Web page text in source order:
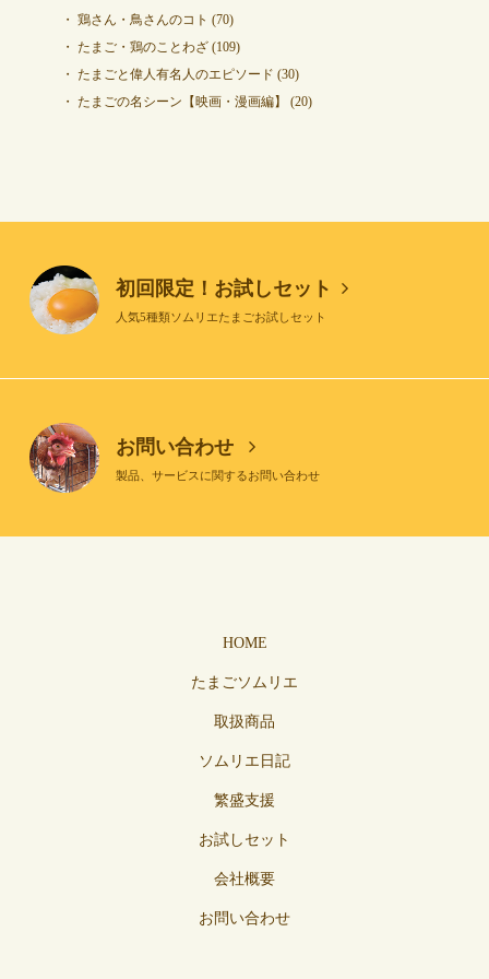
鶏さん・鳥さんのコト (70)
たまご・鶏のことわざ(109)
たまごと偉人有名人のエピソード (30)
たまごの名シーン【映画・漫画編】
(20)
初回限定！お試しセット
人気5種類ソムリエたまごお試しセット
お問い合わせ
製品、サービスに関するお問い合わせ
HOME
たまごソムリエ
取扱商品
ソムリエ日記
繁盛支援
お試しセット
会社概要
お問い合わせ